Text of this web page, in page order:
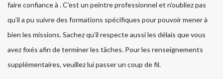
faire confiance à . C'est un peintre professionnel et n'oubliez pas
qu'il a pu suivre des formations spécifiques pour pouvoir mener à
bien les missions. Sachez qu'il respecte aussi les délais que vous
avez fixés afin de terminer les tâches. Pour les renseignements
supplémentaires, veuillez lui passer un coup de fil.